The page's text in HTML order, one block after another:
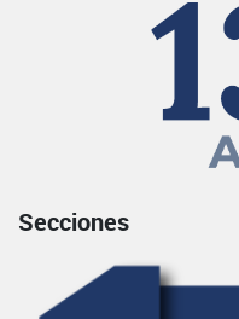
Secciones